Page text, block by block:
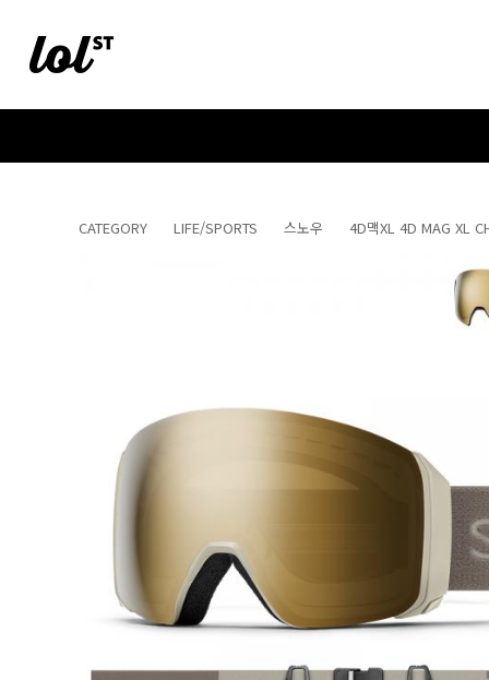
CATEGORY LIFE/SPORTS 스노우 4D맥XL 4D MAG XL